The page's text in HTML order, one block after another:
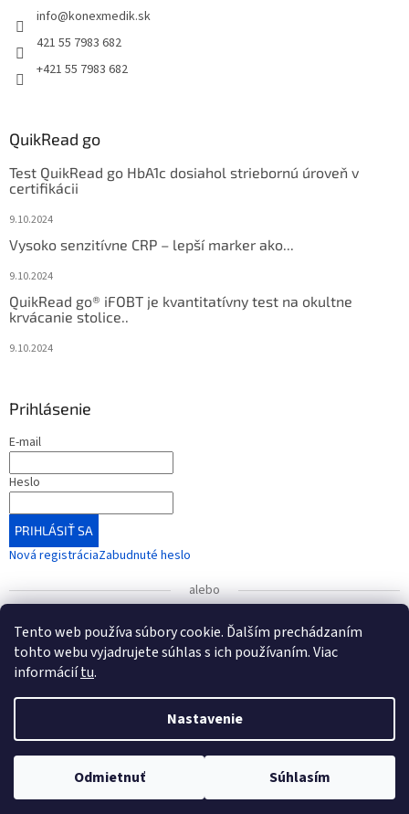
Tento web používa súbory cookie. Ďalším prechádzaním
tohto webu vyjadrujete súhlas s ich používaním. Viac
informáciítu.
Nastavenie
Odmietnuť Súhlasím
UPOZORNENIE
bankového účtu, ktorá nadobudla platnosť od 1. januára
Nové číslo účtu (od 1.1.2026): IBAN: SK54 7500 0000 0040
3496 6565
info@konexmedik.sk
421 55 7983 682
+421 55 7983 682
QuikRead go
Test QuikRead go HbA1c dosiahol striebornú úroveň v
certifikácii
9.10.2024
Vysoko senzitívne CRP – lepší marker ako...
9.10.2024
QuikRead go® iFOBT je kvantitatívny test na okultne
krvácanie stolice..
9.10.2024
Prihlásenie
E-mail
Heslo
PRIHLÁSIŤ SA
Nová registráciaZabudnuté heslo
alebo
Prihlásiť sa cez Google
Copyright 2026KONEXMEDIK. Všetky práva vyhradené.Upraviť